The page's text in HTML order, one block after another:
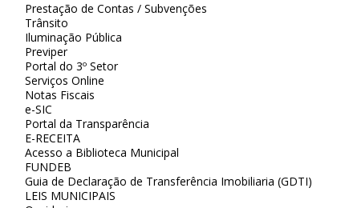
Prestação de Contas / Subvenções
Trânsito
Iluminação Pública
Previper
Portal do 3º Setor
Serviços Online
Notas Fiscais
e-SIC
Portal da Transparência
E-RECEITA
Acesso a Biblioteca Municipal
FUNDEB
Guia de Declaração de Transferência Imobiliaria (GDTI)
LEIS MUNICIPAIS